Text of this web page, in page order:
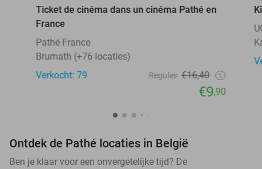
Ticket de cinéma dans un cinéma Pathé en
France
Pathé France
Brumath (+76 locaties)
Verkocht: 79
Regulier €16,40
€9,90
Ontdek de Pathé locaties in België
Ben je klaar voor een onvergetelijke tijd? De